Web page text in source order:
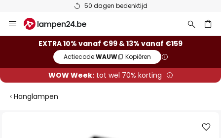
50 dagen bedenktijd
naar
EXTRA 10% vanaf €99 & 13% vanaf €159
Actiecode:WAUW Kopiëren
WOW Week:tot wel 70% korting
Hanglampen